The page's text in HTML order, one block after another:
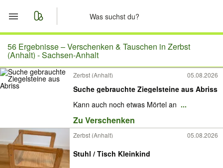
Start
Merkliste
Nachrichten
Anzeige aufgeben
56 Ergebnisse –Verschenken & Tauschen in Zerbst
(Anhalt) - Sachsen-Anhalt
Zerbst (Anhalt) 05.08.2026
Suche gebrauchte Ziegelsteine aus Abriss
Kann auch noch etwas Mörtel an ...
Zu Verschenken
Zerbst (Anhalt) 05.08.2026
Stuhl / Tisch Kleinkind